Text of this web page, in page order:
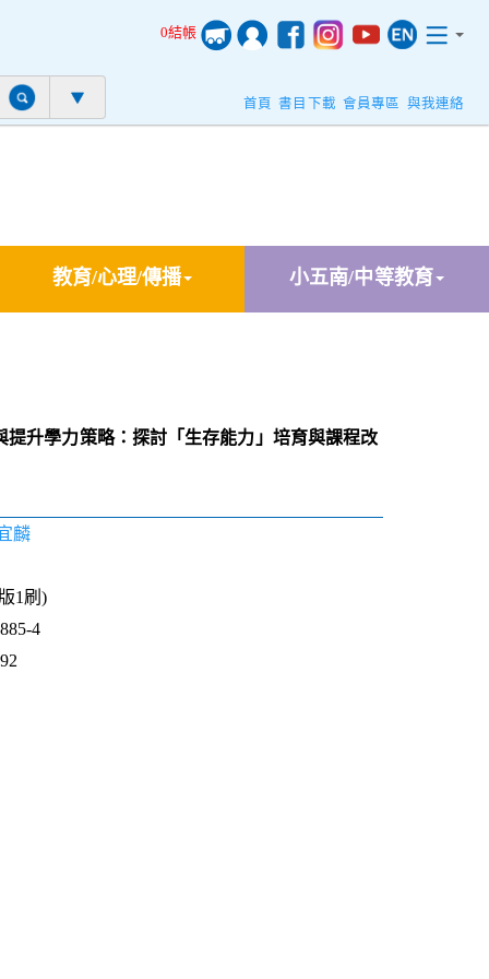
0結帳
首頁 書目下載 會員專區 與我連絡
教育/心理/傳播 小五南/中等教育
提升學力策略：探討「生存能力」培育與課程改
麟
1刷)
4